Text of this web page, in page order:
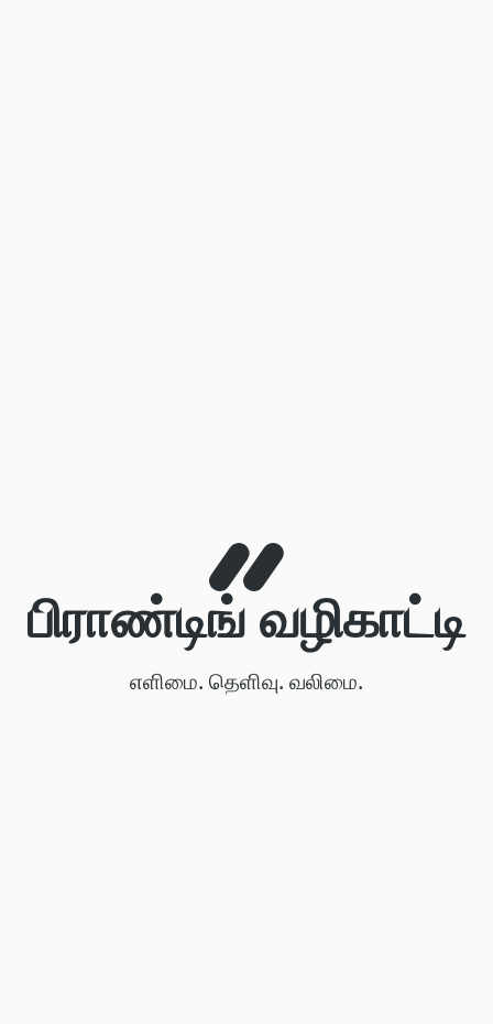
பிராண்டிங் வழிகாட்டி
எளிமை. தெளிவு. வலிமை.